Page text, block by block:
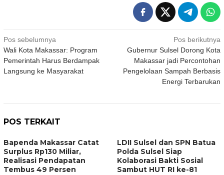
Navigasi
pos
Pos sebelumnya
Wali Kota Makassar: Program
Pemerintah Harus Berdampak
Langsung ke Masyarakat
Pos berikutnya
Gubernur Sulsel Dorong Kota
Makassar jadi Percontohan
Pengelolaan Sampah Berbasis
Energi Terbarukan
POS TERKAIT
Bapenda Makassar Catat
Surplus Rp130 Miliar,
Realisasi Pendapatan
Tembus 49 Persen
LDII Sulsel dan SPN Batua
Polda Sulsel Siap
Kolaborasi Bakti Sosial
Sambut HUT RI ke-81